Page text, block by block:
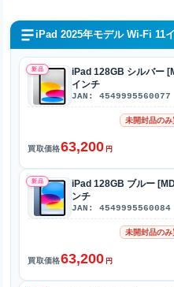
iPad 2025年モデル Wi-Fi 11
新品
iPad 128GB シルバー
インチ
JAN: 4549995560077
未開封品の
買取価格63,200 円
新品
iPad 128GB ブルー
ンチ
JAN: 4549995560084
未開封品の
買取価格63,200 円